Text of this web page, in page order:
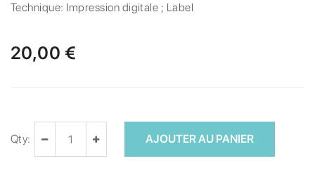
Technique: Impression digitale ; Label
20,00 €
Qty: AJOUTER AU PANIER